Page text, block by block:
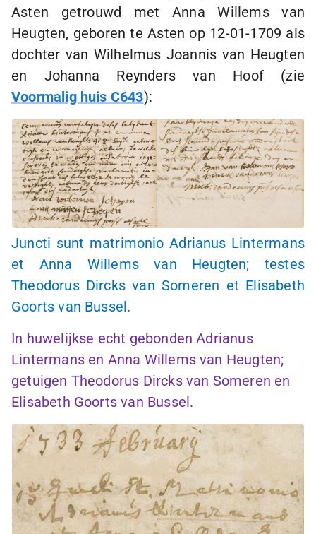
Asten getrouwd met Anna Willems van
Heugten, geboren te Asten op 12-01-1709 als
dochter van Wilhelmus Joannis van Heugten
en Johanna Reynders van Hoof (zie
Voormalig huis C643):
Juncti sunt matrimonio Adrianus Lintermans
et Anna Willems van Heugten; testes
Theodorus Dircks van Someren et Elisabeth
Goorts van Bussel.
In huwelijkse echt gebonden Adrianus
Lintermans en Anna Willems van Heugten;
getuigen Theodorus Dircks van Someren en
Elisabeth Goorts van Bussel.